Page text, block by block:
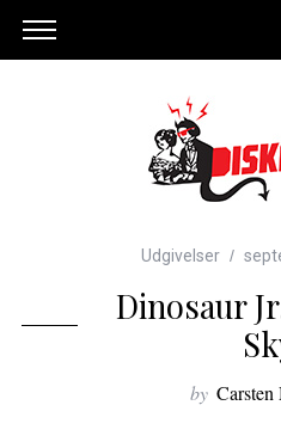
Udgivelser
Dinosaur
by Carsten